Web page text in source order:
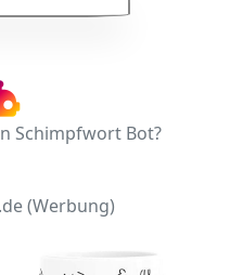
Schimpfwort Bot?
(Werbung)